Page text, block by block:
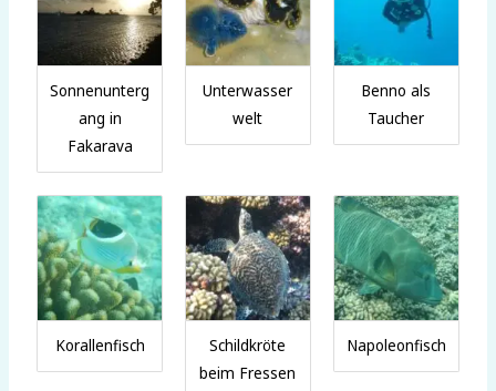
Sonnenunterg
ang in
Fakarava
Unterwasser
welt
Benno als
Taucher
Korallenfisch
Schildkröte
beim Fressen
Napoleonfisch